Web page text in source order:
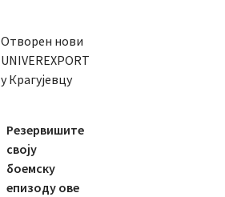
Отворен нови
UNIVEREXPORT
у Крагујевцу
Резервишите
своју
боемску
епизоду ове